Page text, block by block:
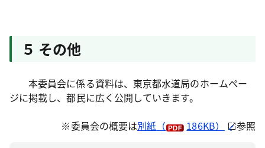
５ その他
本委員会に係る資料は、東京都水道局のホームペー
ジに掲載し、都民に広く公開していきます。
※委員会の概要は別紙 （ 186KB） 参照